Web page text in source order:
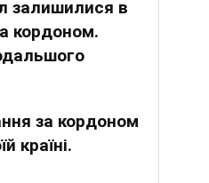
залишилися в
кордоном.
за кордоном
країні.